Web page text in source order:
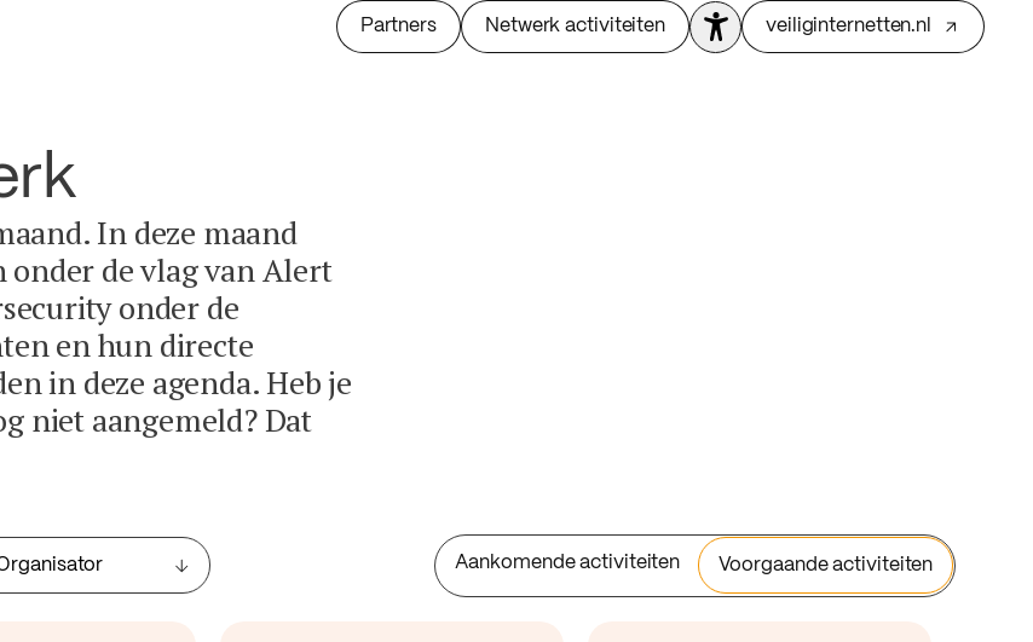
Partners Netwerk activiteiten veiliginternetten.nl
In deze maand
de vlag van Alert
onder de
en hun directe
in deze agenda. Heb je
niet aangemeld? Dat
Aankomende activiteiten Voorgaande activiteiten